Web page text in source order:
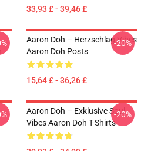
33,93 £ - 39,46 £
Aaron Doh – Herzschlag Vibes
Aaron Doh Posts
15,64 £ - 36,26 £
-20%
Aaron Doh – Exklusive Soul
Vibes Aaron Doh T-Shirts
-20%